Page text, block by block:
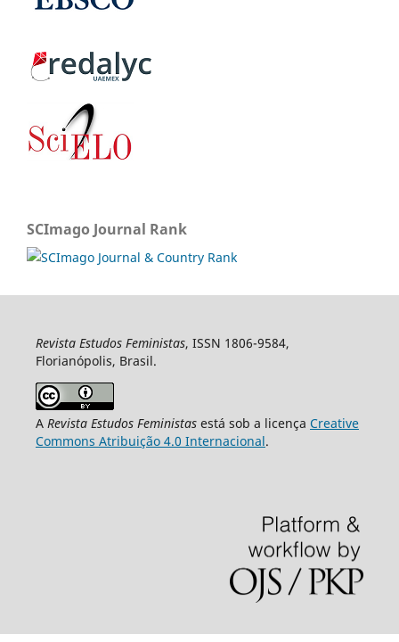
SCImago Journal Rank
Revista Estudos Feministas, ISSN 1806-9584,
Florianópolis, Brasil.
A Revista Estudos Feministasestá sob a licença Creative
Commons Atribuição 4.0 Internacional.